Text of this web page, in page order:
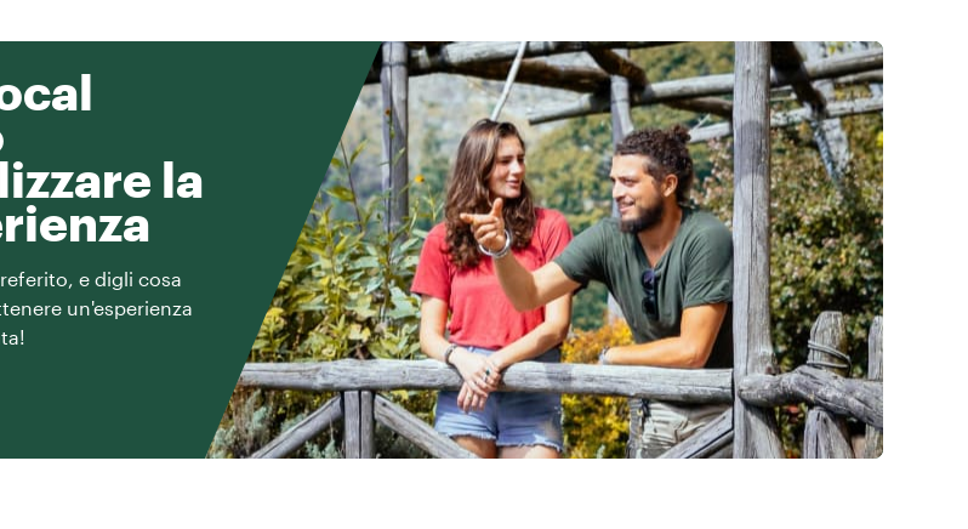
la
e digli cosa
un'esperienza